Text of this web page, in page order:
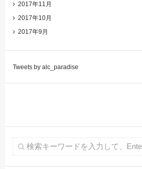
2017年11月
2017年10月
2017年9月
Tweets by alc_paradise